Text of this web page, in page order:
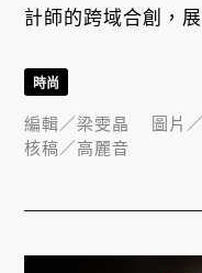
計師的跨域合創，
時尚
編輯／梁雯晶 圖片／
核稿／高麗音